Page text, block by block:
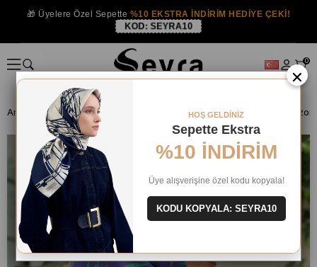
🎁 Üyelere Özel Sepette %10 EKSTRA İNDİRİM HEDİYE ÇEKİ!
KOD: SEYRA10
0
Anasayfa İPEK EŞARP Silk Home İpek Eşarp Silk Home Saks
×
HOŞ GELDİNİZ
Sepette Ekstra
%10 İNDİRİM
Üye alışverişine özel kodu kopyala!
KODU KOPYALA: SEYRA10